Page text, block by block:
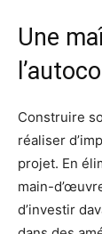
Une
Construire
réaliser
projet. En
main-
d’investir